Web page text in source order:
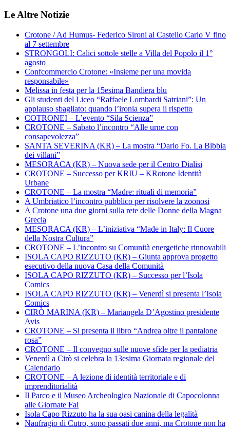
Le Altre Notizie
Crotone / Ad Humus- Federico Sironi al Castello Carlo V fino
al 7 settembre
STRONGOLI: Calici sottole stelle a Villa del Popolo il 1°
agosto
Confcommercio Crotone: «Insieme per una movida
responsabile»
Melissa in festa per la 15esima Bandiera blu
Gli studenti del Liceo “Raffaele Lombardi Satriani”: Un
applauso sbagliato: quando l’ironia supera il rispetto
COTRONEI – L’evento “Sila Scienza”
CROTONE – Sabato l’incontro “Alle urne con
consapevolezza”
SANTA SEVERINA (KR) – La mostra “Dario Fo. La Bibbia
dei villani”
MESORACA (KR) – Nuova sede per il Centro Dialisi
CROTONE – Successo per KRIU – KRotone Identità
Urbane
CROTONE – La mostra “Madre: rituali di memoria”
A Umbriatico l’incontro pubblico per risolvere la zoonosi
A Crotone una due giorni sulla rete delle Donne della Magna
Grecia
MESORACA (KR) – L’iniziativa “Made in Italy: Il Cuore
della Nostra Cultura”
CROTONE – L’incontro su Comunità energetiche rinnovabili
ISOLA CAPO RIZZUTO (KR) – Giunta approva progetto
esecutivo della nuova Casa della Comunità
ISOLA CAPO RIZZUTO (KR) – Successo per l’Isola
Comics
ISOLA CAPO RIZZUTO (KR) – Venerdì si presenta l’Isola
Comics
CIRÒ MARINA (KR) – Mariangela D’Agostino presidente
Avis
CROTONE – Si presenta il libro “Andrea oltre il pantalone
rosa”
CROTONE – Il convegno sulle nuove sfide per la pediatria
Venerdì a Cirò si celebra la 13esima Giornata regionale del
Calendario
CROTONE – A lezione di identità territoriale e di
imprenditorialità
Il Parco e il Museo Archeologico Nazionale di Capocolonna
alle Giornate Fai
Isola Capo Rizzuto ha la sua oasi canina della legalità
Naufragio di Cutro, sono passati due anni, ma Crotone non ha